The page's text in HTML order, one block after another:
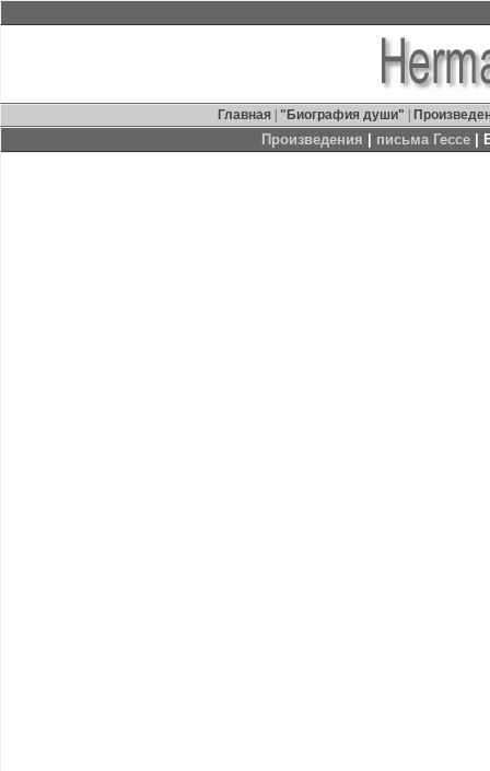
Главная "Биография души"
Произведения письма Гессе |